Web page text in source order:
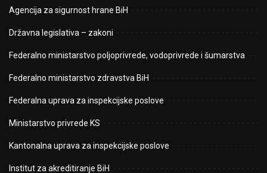
Agencija za sigurnost hrane BiH
Državna legislativa – zakoni
Federalno ministarstvo poljoprivrede, vodoprivrede i šumarstva
Federalno ministarstvo zdravstva BiH
Federalna uprava za inspekcijske poslove
Ministarstvo privrede KS
Kantonalna uprava za inspekcijske poslove
Institut za akreditiranje BiH